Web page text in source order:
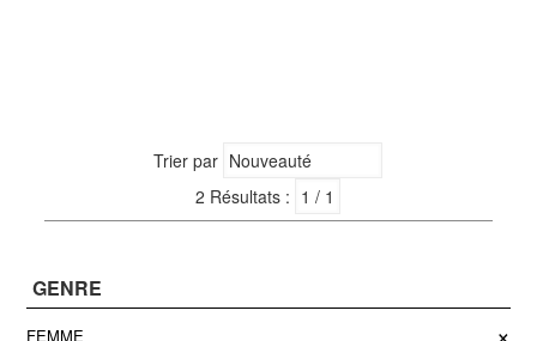
Trier par
2 Résultats :
GENRE
FEMME